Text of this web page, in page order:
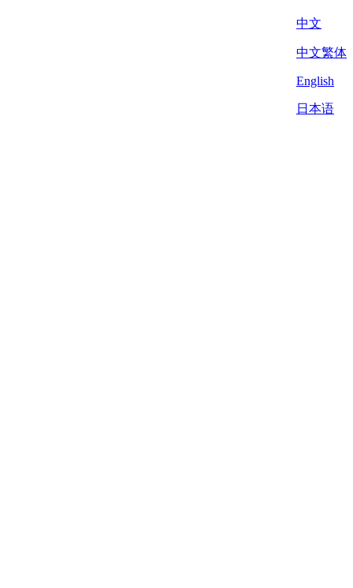
中文
中文繁体
English
日本语